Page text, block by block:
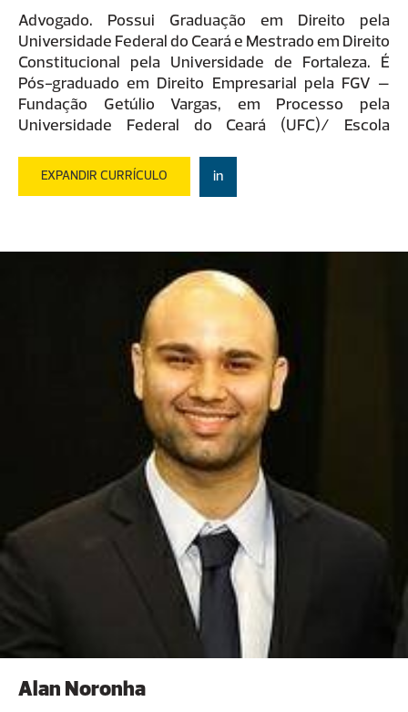
Advogado. Possui Graduação em Direito pela
Universidade Federal do Ceará e Mestrado em Direito
Constitucional pela Universidade de Fortaleza. É
Pós-graduado em Direito Empresarial pela FGV –
Fundação Getúlio Vargas, em Processo pela
Universidade Federal do Ceará (UFC)/ Escola
(ESMEC). Atualmente, é Professor de MBA da
EXPANDIR CURRÍCULO in
Alan Noronha